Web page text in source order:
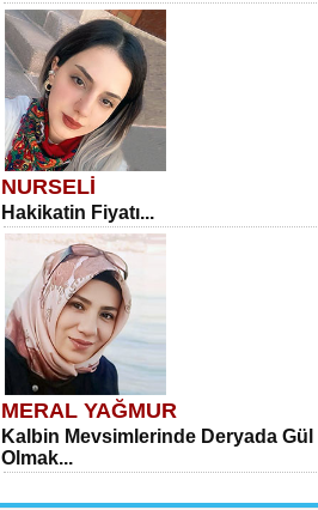
NURSELİ
Hakikatin Fiyatı...
MERAL YAĞMUR
Kalbin Mevsimlerinde Deryada Gül
Olmak...